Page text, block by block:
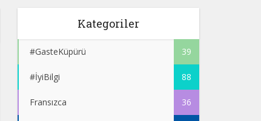
Kategoriler
#GasteKüpürü 39
#İyiBilgi 88
Fransızca 36